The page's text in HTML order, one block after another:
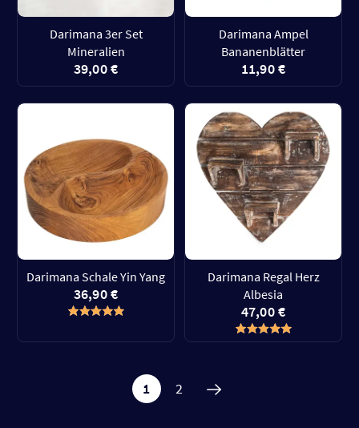
Darimana 3er Set
Mineralien
39,00 €
Darimana Ampel
Bananenblätter
11,90 €
Darimana Schale Yin Yang
36,90 €
Darimana Regal Herz
Albesia
47,00 €
1 2